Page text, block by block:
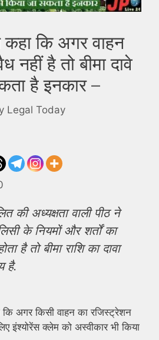
कहा कि अगर वाहन
नहीं है तो बीमा दावे
है इनकार –
Legal Today
की अध्यक्षता वाली पीठ ने
के नियमों और शर्तों का
है तो बीमा राशि का दावा
है.
अगर किसी वाहन का रजिस्ट्रेशन
इंश्योरेंस क्लेम को अस्वीकार भी किया